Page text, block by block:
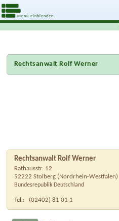
Menü einblenden
Rechtsanwalt Rolf Werner
Rechtsanwalt Rolf Werner
Rathausstr. 12
52222 Stolberg ( Nordrhein-Westfalen)
Bundesrepublik Deutschland
Tel.: (02402) 81 01 1